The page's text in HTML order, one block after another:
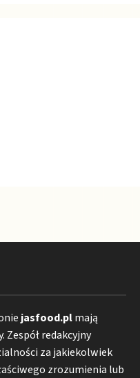
jasfood.plmają
Zespół redakcyjny
za jakiekolwiek
zrozumienia lub